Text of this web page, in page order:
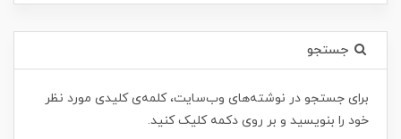
جستجو
برای جستجو در نوشته‌های وب‌سایت، کلمه‌ی کلیدی مورد نظر
خود را بنویسید و بر روی دکمه کلیک کنید.